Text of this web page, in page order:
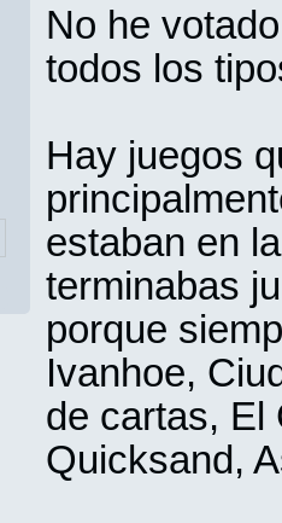
No he
todos los
Hay juegos
estaban en
terminabas
porque
Ivanhoe,
de cartas, El
Quicksand,